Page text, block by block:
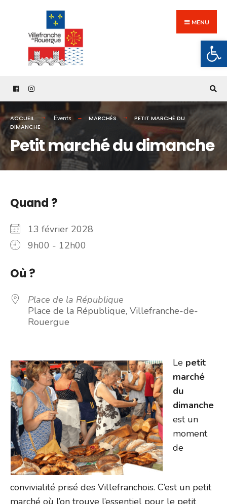
content
MENU
ACCUEIL Events MARCHÉS
PETIT MARCHÉ DU
DIMANCHE
Petit marché du dimanche
Quand ?
13 février 2028
9h00 - 12h00
Où ?
Place de la République
Place de la République, Villefranche-de-
Rouergue
Le petit
marché
du
dimanche
est un
moment
de
convivialité prisé des Villefranchois. C’est un petit
marché où l’on trouve l’essentiel pour le petit